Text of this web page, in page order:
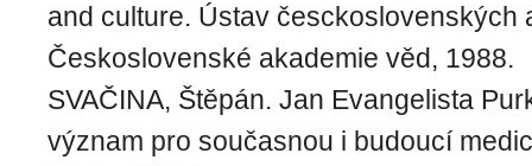
and culture. Ústav česckoslovenských
Československé akademie věd, 1988.
SVAČINA, Štěpán. Jan Evangelista
význam pro současnou i budoucí